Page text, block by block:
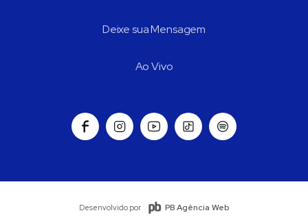
Deixe sua Mensagem
Ao Vivo
Desenvolvido por PB Agência Web